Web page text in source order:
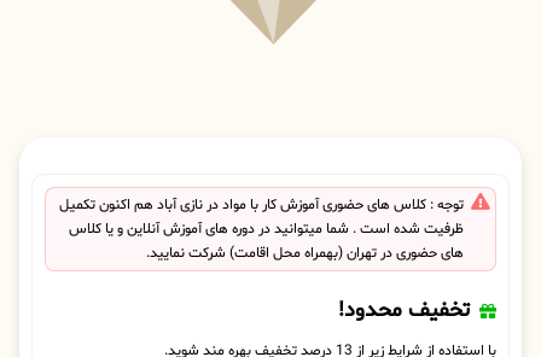
توجه : کلاس های حضوری آموزش کار با مواد در نازی آباد هم اکنون تکمیل
ظرفیت شده است . شما میتوانید در دوره های آموزش آنلاین و یا کلاس
های حضوری در تهران (بهمراه محل اقامت) شرکت نمایید.
تخفیف محدود!
با استفاده از شرایط زیر از 13 درصد تخفیف بهره مند شوید.